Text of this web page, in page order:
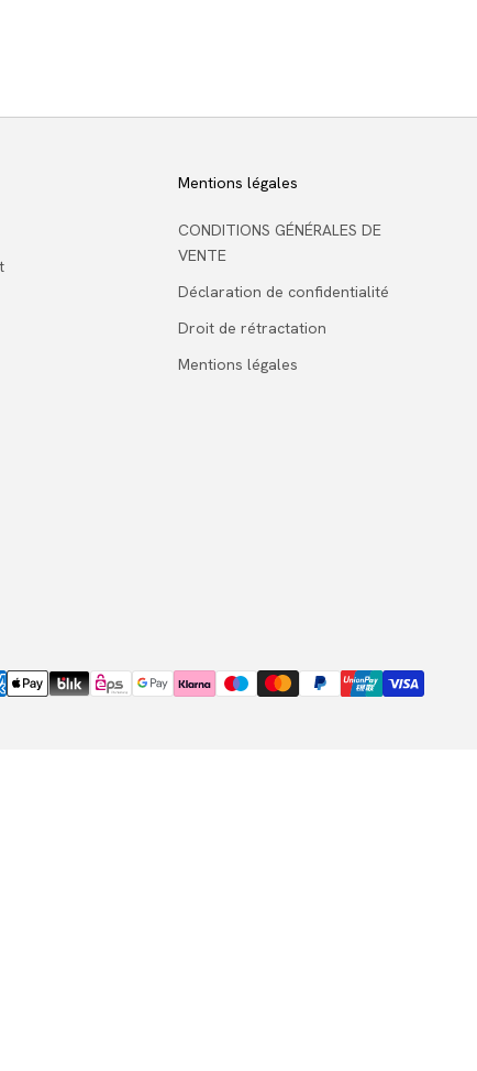
Mentions légales
CONDITIONS GÉNÉRALES DE
VENTE
Déclaration de confidentialité
Droit de rétractation
Mentions légales